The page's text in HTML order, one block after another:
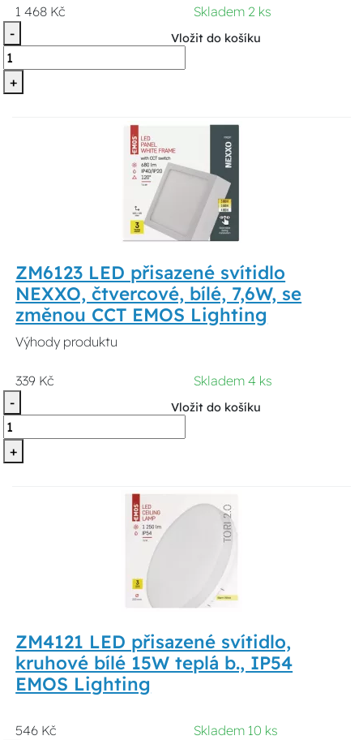
1 468 Kč
Skladem 2 ks
-
+
Vložit do košíku
ZM6123 LED přisazené svítidlo
NEXXO, čtvercové, bílé, 7,6W, se
změnou CCT EMOS Lighting
Výhody produktu
339 Kč
Skladem 4 ks
-
+
Vložit do košíku
ZM4121 LED přisazené svítidlo,
kruhové bílé 15W teplá b., IP54
EMOS Lighting
546 Kč
Skladem 10 ks